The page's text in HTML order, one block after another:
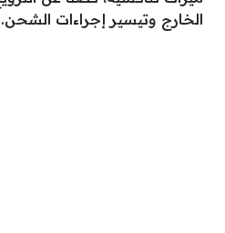
الخارج وتيسير إجراءات الشحن.